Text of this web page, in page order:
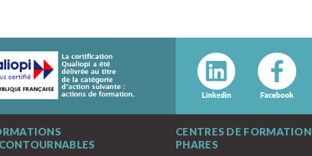
CENTRES DE FORMATION
PHARES